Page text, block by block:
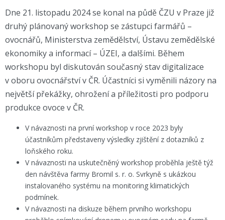
Dne 21. listopadu 2024 se konal na půdě ČZU v Praze již
druhý plánovaný workshop se zástupci farmářů –
ovocnářů, Ministerstva zemědělství, Ústavu zemědělské
ekonomiky a informací – ÚZEI, a dalšími. Během
workshopu byl diskutován současný stav digitalizace
v oboru ovocnářství v ČR. Účastníci si vyměnili názory na
největší překážky, ohrožení a příležitosti pro podporu
produkce ovoce v ČR.
V návaznosti na první workshop v roce 2023 byly
účastníkům představeny výsledky zjištění z dotazníků z
loňského roku.
V návaznosti na uskutečněný workshop proběhla ještě týž
den návštěva farmy Bromil s. r. o. Svrkyně s ukázkou
instalovaného systému na monitoring klimatických
podmínek.
V návaznosti na diskuze během prvního workshopu